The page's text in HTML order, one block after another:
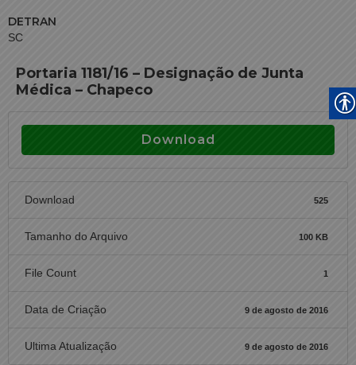
DETRAN
SC
Portaria 1181/16 – Designação de Junta
Médica – Chapeco
Download
Download 525
Tamanho do Arquivo 100 KB
File Count 1
Data de Criação 9 de agosto de 2016
Ultima Atualização 9 de agosto de 2016